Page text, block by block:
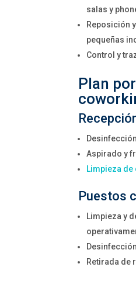
salas y
Reposición
pequeñas
Control y
Plan
Aspirado y
Limpieza
Puestos
Limpieza y
Retirada de